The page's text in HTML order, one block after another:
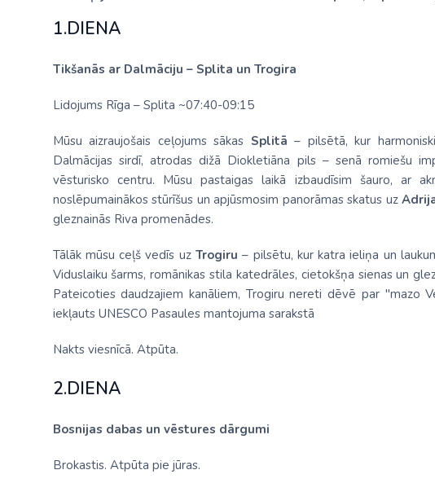
1.DIENA
Tikšanās ar Dalmāciju – Splita un Trogira
Lidojums Rīga – Splita ~07:40-09:15
Mūsu aizraujošais ceļojums sākas Splitā – pilsētā, kur
Dalmācijas sirdī, atrodas dižā Diokletiāna pils – senā romiešu
vēsturisko centru. Mūsu pastaigas laikā izbaudīsim šauro, ar
noslēpumainākos stūrīšus un apjūsmosim panorāmas skatus uz
gleznainās Riva promenādes.
Tālāk mūsu ceļš vedīs uz Trogiru – pilsētu, kur katra ieliņa un
Viduslaiku šarms, romānikas stila katedrāles, cietokšņa sienas un
Pateicoties daudzajiem kanāliem, Trogiru nereti dēvē par "mazo
iekļauts UNESCO Pasaules mantojuma sarakstā
Nakts viesnīcā. Atpūta.
2.DIENA
Bosnijas dabas un vēstures dārgumi
Brokastis. Atpūta pie jūras.